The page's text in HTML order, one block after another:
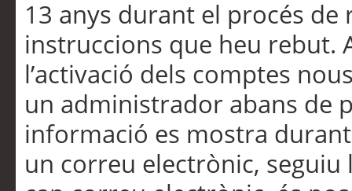
13 anys durant el procés de
instruccions que heu rebut.
l’activació dels comptes
un administrador abans de
informació es mostra
un correu electrònic,